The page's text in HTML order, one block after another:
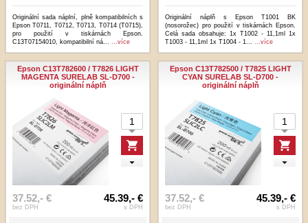
Originální sada náplní, plně kompatibilních s
Epson T0711, T0712, T0713, T0714 (T0715),
pro použití v tiskárnách Epson.
C13T07154010, kompatibilní ná... ...více
Originální náplň s Epson T1001 BK
(nosorožec) pro použití v tiskárnách Epson.
Celá sada obsahuje: 1x T1002 - 11,1ml 1x
T1003 - 11,1ml 1x T1004 - 1... ...více
Epson C13T782600 / T7826 LIGHT
MAGENTA SURELAB SL-D700 -
originální náplň
37.52,- €
bez DPH
45.39,- €
s DPH
Epson C13T782500 / T7825 LIGHT
CYAN SURELAB SL-D700 -
originální náplň
37.52,- €
bez DPH
45.39,- €
s DPH